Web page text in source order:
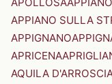
APPIANO SULLA
APPIGNANO
APRICENA
AQUILA